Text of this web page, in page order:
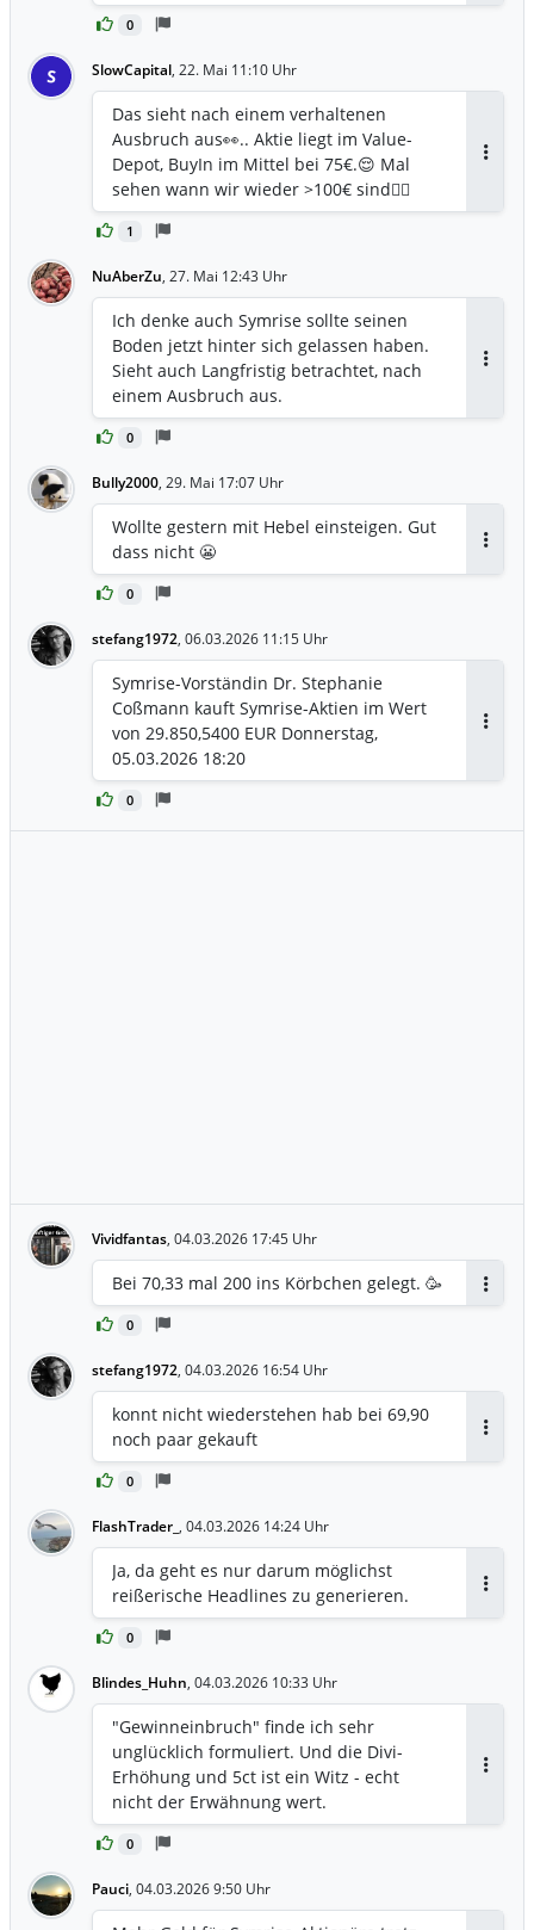
0
S SlowCapital, 22. Mai 11:10 Uhr
1
Das sieht nach einem verhaltenen
Ausbruch aus👀.. Aktie liegt im Value-
Depot, BuyIn im Mittel bei 75€.😌 Mal
sehen wann wir wieder >100€ sind👍🏻
NuAberZu, 27. Mai 12:43 Uhr
0
Ich denke auch Symrise sollte seinen
Boden jetzt hinter sich gelassen haben.
Sieht auch Langfristig betrachtet, nach
einem Ausbruch aus.
Bully2000, 29. Mai 17:07 Uhr
0
Wollte gestern mit Hebel einsteigen. Gut
dass nicht 😬
stefang1972, 06.03.2026 11:15 Uhr
0
Symrise-Vorständin Dr. Stephanie
Coßmann kauft Symrise-Aktien im Wert
von 29.850,5400 EUR Donnerstag,
05.03.2026 18:20
Vividfantas, 04.03.2026 17:45 Uhr
0
Bei 70,33 mal 200 ins Körbchen gelegt. 🥳
stefang1972, 04.03.2026 16:54 Uhr
0
konnt nicht wiederstehen hab bei 69,90
noch paar gekauft
FlashTrader_ , 04.03.2026 14:24 Uhr
0
Ja, da geht es nur darum möglichst
reißerische Headlines zu generieren.
Blindes_Huhn, 04.03.2026 10:33 Uhr
0
"Gewinneinbruch" finde ich sehr
unglücklich formuliert. Und die Divi-
Erhöhung und 5ct ist ein Witz - echt
nicht der Erwähnung wert.
Pauci, 04.03.2026 9:50 Uhr